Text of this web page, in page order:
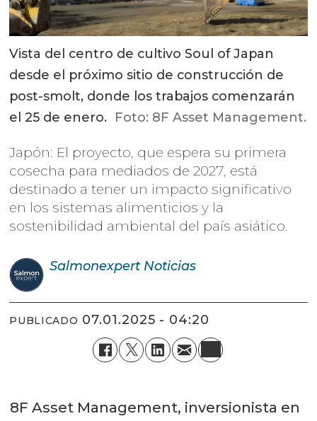
Vista del centro de cultivo Soul of Japan
desde el próximo sitio de construcción de
post-smolt, donde los trabajos comenzarán
el 25 de enero. Foto: 8F Asset Management.
Japón: El proyecto, que espera su primera
cosecha para mediados de 2027, está
destinado a tener un impacto significativo
en los sistemas alimenticios y la
sostenibilidad ambiental del país asiático.
Salmonexpert Noticias
PUBLICADO 07.01.2025 - 04:20
8F Asset Management, inversionista en